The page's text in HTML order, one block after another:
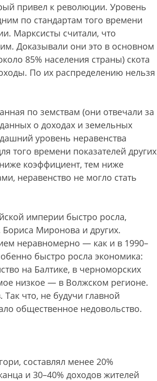
привел к революции. Уровень
по стандартам того времени
Марксисты считали, что
Доказывали они это в основном
85% населения страны) скота
По их распределению нельзя
по земствам (они отвечали за
о доходах и земельных
уровень неравенства
того времени показателей других
коэффициент, тем ниже
неравенство не могло стать
империи быстро росла,
Бориса Миронова и других.
неравномерно — как и в 1990–
быстро росла экономика:
на Балтике, в черноморских
низкое — в Волжском регионе.
что, не будучи главной
общественное недовольство.
составлял менее 20%
и 30–40% доходов жителей